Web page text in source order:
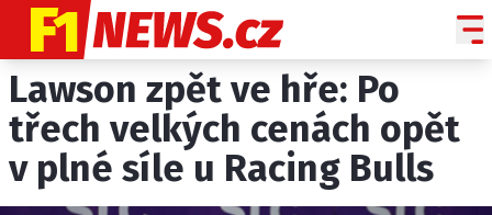
NOVINKY
GRAND PRIX
PADDOCK LINE
Lawson zpět ve hře: Po
třech velkých cenách opět
v plné síle u Racing Bulls